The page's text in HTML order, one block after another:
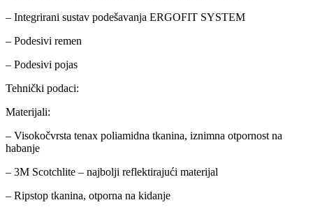
– Integrirani sustav podešavanja ERGOFIT SYSTEM
– Podesivi remen
– Podesivi pojas
Tehnički podaci:
Materijali:
– Visokočvrsta tenax poliamidna tkanina, iznimna otpornost na
habanje
– 3M Scotchlite – najbolji reflektirajući materijal
– Ripstop tkanina, otporna na kidanje